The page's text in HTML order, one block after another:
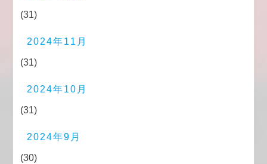
(31)
2024年11月
(31)
2024年10月
(31)
2024年9月
(30)